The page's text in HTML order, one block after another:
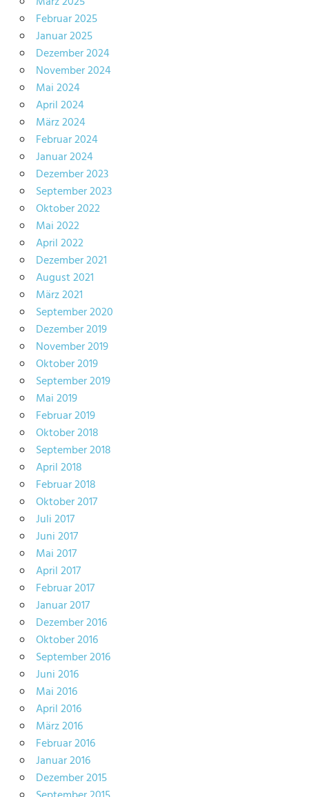
Februar 2025
Januar 2025
Dezember 2024
November 2024
Mai 2024
April 2024
März 2024
Februar 2024
Januar 2024
Dezember 2023
September 2023
Oktober 2022
Mai 2022
April 2022
Dezember 2021
August 2021
März 2021
September 2020
Dezember 2019
November 2019
Oktober 2019
September 2019
Mai 2019
Februar 2019
Oktober 2018
September 2018
April 2018
Februar 2018
Oktober 2017
Juli 2017
Juni 2017
Mai 2017
April 2017
Februar 2017
Januar 2017
Dezember 2016
Oktober 2016
September 2016
Juni 2016
Mai 2016
April 2016
März 2016
Februar 2016
Januar 2016
Dezember 2015